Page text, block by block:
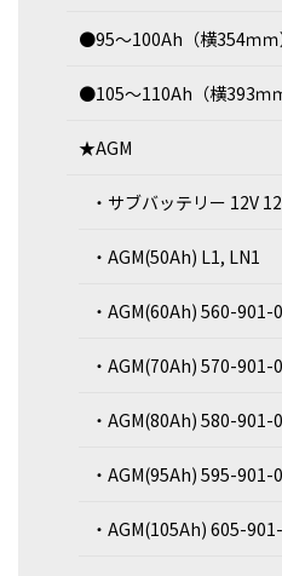
●95～100Ah（横354ｍｍ
●105～110Ah（横393ｍｍ
★AGM
・サブバッテリー 12V
・AGM(50Ah) L1, LN1
・AGM(60Ah) 560-901-
・AGM(70Ah) 570-901-
・AGM(80Ah) 580-901-
・AGM(95Ah) 595-901-
・AGM(105Ah) 605-